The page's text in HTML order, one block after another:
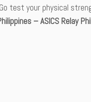
test your physical
–ASICS Relay